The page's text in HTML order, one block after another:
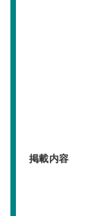
掲載内容